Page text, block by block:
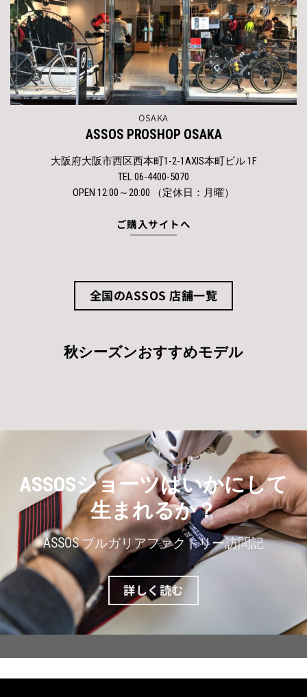
OSAKA
ASSOS PROSHOP OSAKA
大阪府大阪市西区西本町1-2-1AXIS本町ビル 1F
TEL 06-4400-5070
OPEN 12:00～20:00 （定休日：月曜）
ご購入サイトへ
全国のASSOS 店舗一覧
秋シーズンおすすめモデル
ASSOSショーツはいかにして
生まれるか？
ASSOS ブルガリアファクトリー訪問記
詳しく読む